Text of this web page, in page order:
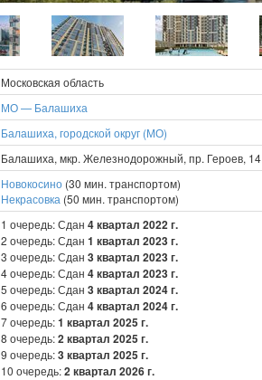
Московская область
МО — Балашиха
Балашиха, городской округ (МО)
Балашиха, мкр. Железнодорожный, пр. Героев, 14
Новокосино (30 мин. транспортом)
Некрасовка (50 мин. транспортом)
1 очередь: Сдан 4 квартал 2022 г.
2 очередь: Сдан 1 квартал 2023 г.
3 очередь: Сдан 3 квартал 2023 г.
4 очередь: Сдан 4 квартал 2023 г.
5 очередь: Сдан 3 квартал 2024 г.
6 очередь: Сдан 4 квартал 2024 г.
7 очередь:1 квартал 2025 г.
8 очередь:2 квартал 2025 г.
9 очередь:3 квартал 2025 г.
10 очередь:2 квартал 2026 г.